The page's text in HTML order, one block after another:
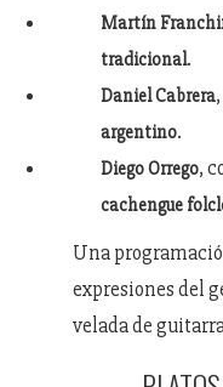
Martín
tradicional.
Daniel Cabrera
argentino.
Diego Orrego,
cachengue
Una
expresiones del
velada de